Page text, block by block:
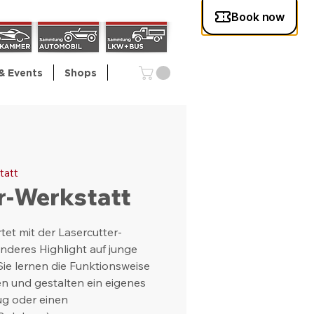
Events Shops
Werkstatt
mit der Lasercutter-
Highlight auf junge
lernen die Funktionsweise
und gestalten ein eigenes
oder einen